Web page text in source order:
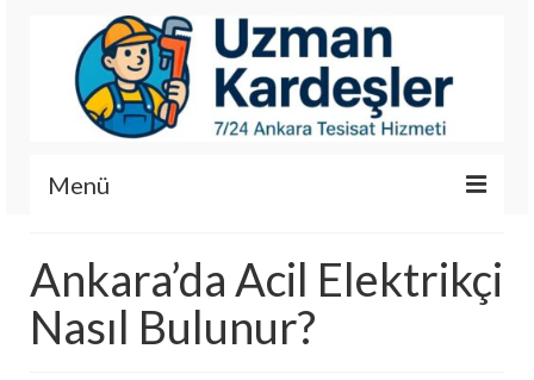
Menü
Hizmetlerimiz
Hakkımızda
Ankara’da Acil Elektrikçi
Nasıl Bulunur?